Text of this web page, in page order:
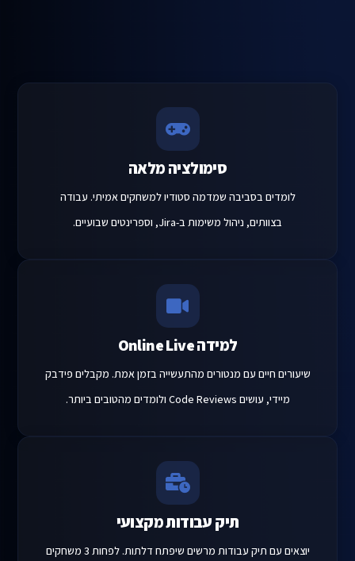
סימולציה מלאה
לומדים בסביבה שמדמה סטודיו למשחקים אמיתי. עבודה
בצוותים, ניהול משימות ב-Jira, וספרינטים שבועיים.
למידה Online Live
שיעורים חיים עם מנטורים מהתעשייה בזמן אמת. מקבלים פידבק
מיידי, עושים Code Reviews ולומדים מהטובים ביותר.
תיק עבודות מקצועי
יוצאים עם תיק עבודות מרשים שיפתח דלתות. לפחות 3 משחקים